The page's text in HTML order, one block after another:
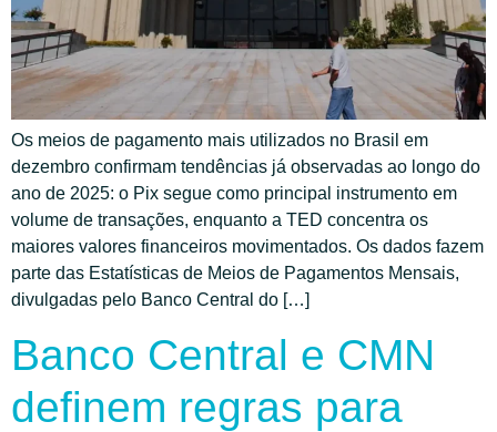
Os meios de pagamento mais utilizados no Brasil em
dezembro confirmam tendências já observadas ao longo do
ano de 2025: o Pix segue como principal instrumento em
volume de transações, enquanto a TED concentra os
maiores valores financeiros movimentados. Os dados fazem
parte das Estatísticas de Meios de Pagamentos Mensais,
divulgadas pelo Banco Central do […]
Banco Central e CMN
definem regras para